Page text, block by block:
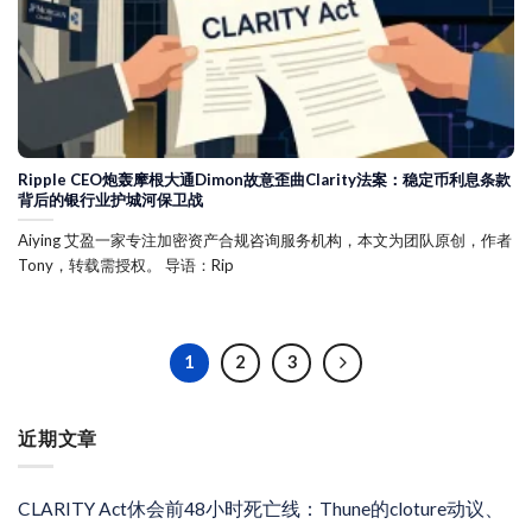
近期文章
CLARITY Act休会前48小时死亡线：Thune的cloture动议、
Ripple CEO炮轰摩根大通Dimon故意歪曲Clarity法案：稳定币利息条款
背后的银行业护城河保卫战
Aiying 艾盈一家专注加密资产合规咨询服务机构，本文为团队原创，作者
Tony，转载需授权。 导语：Rip
1 2 3